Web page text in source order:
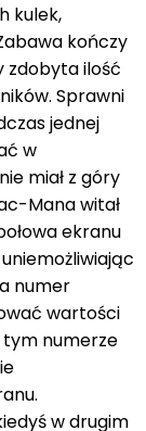
kulek,
kończy
zdobyta ilość
Sprawni
jednej
w
miał z góry
Mana witał
ekranu
numer
wartości
tym numerze
w drugim